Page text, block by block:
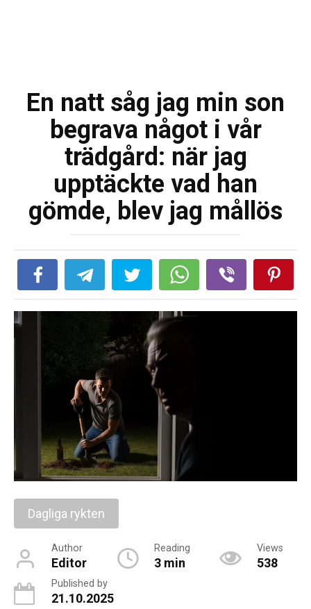
En natt såg jag min son
begrava något i vår
trädgård: när jag
upptäckte vad han
gömde, blev jag mållös
Dagliga rykten
Author
Editor
Reading
3 min
Views
538
Published by
21.10.2025